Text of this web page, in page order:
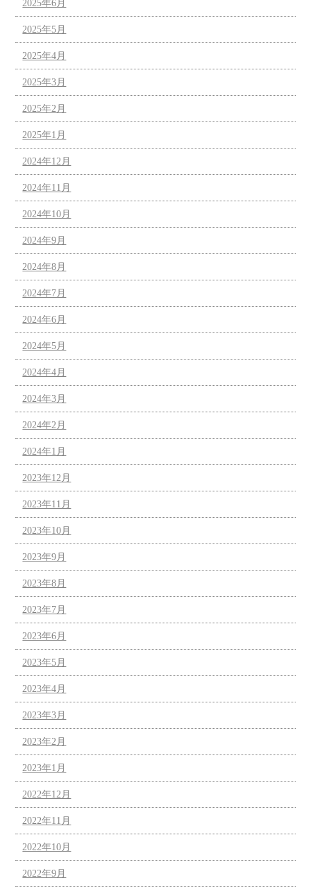
2025年6月
2025年5月
2025年4月
2025年3月
2025年2月
2025年1月
2024年12月
2024年11月
2024年10月
2024年9月
2024年8月
2024年7月
2024年6月
2024年5月
2024年4月
2024年3月
2024年2月
2024年1月
2023年12月
2023年11月
2023年10月
2023年9月
2023年8月
2023年7月
2023年6月
2023年5月
2023年4月
2023年3月
2023年2月
2023年1月
2022年12月
2022年11月
2022年10月
2022年9月